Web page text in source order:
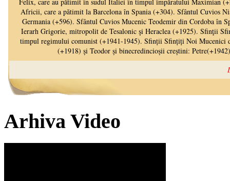
Arhiva Video